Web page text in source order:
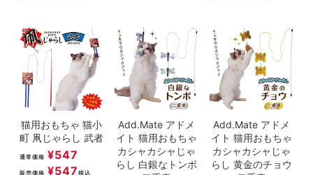
猫用おもちゃ 猫小
町 凧じゃらし 武者
通常価格 ¥547
販売価格 ¥547 税込
Add.Mate アドメ
イト 猫用おもちゃ
カシャカシャじゃ
らし 白銀なトンボ
Add.Mate アドメ
イト 猫用おもちゃ
カシャカシャじゃ
らし 黄金のチョウ